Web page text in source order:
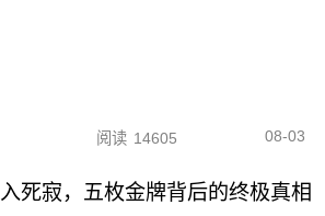
阅读 14605 08-03
死寂，五枚金牌背后的终极真相